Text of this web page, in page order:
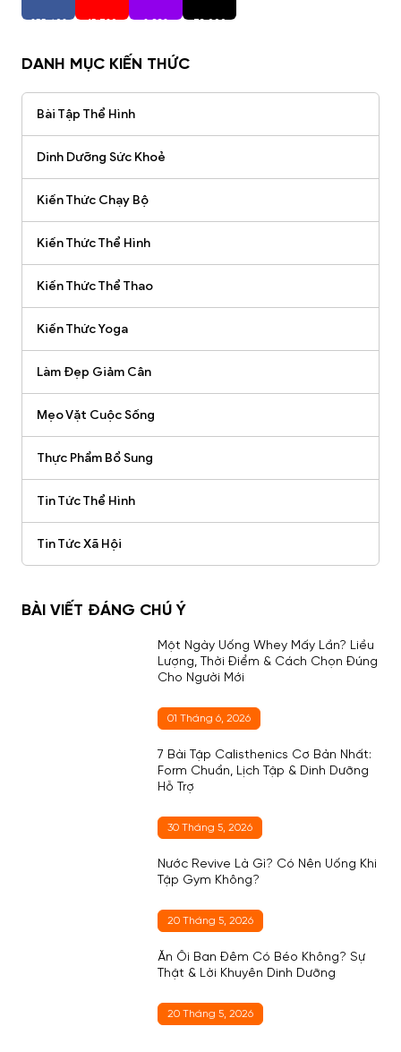
255,402 15,720 2,938 73,000
DANH MỤC KIẾN THỨC
Bài Tập Thể Hình
Dinh Dưỡng Sức Khoẻ
Kiến Thức Chạy Bộ
Kiến Thức Thể Hình
Kiến Thức Thể Thao
Kiến Thức Yoga
Làm Đẹp Giảm Cân
Mẹo Vặt Cuộc Sống
Thực Phẩm Bổ Sung
Tin Tức Thể Hình
Tin Tức Xã Hội
BÀI VIẾT ĐÁNG CHÚ Ý
Một Ngày Uống Whey Mấy Lần? Liều
Lượng, Thời Điểm & Cách Chọn Đúng
Cho Người Mới
01 Tháng 6, 2026
7 Bài Tập Calisthenics Cơ Bản Nhất:
Form Chuẩn, Lịch Tập & Dinh Dưỡng
Hỗ Trợ
30 Tháng 5, 2026
Nước Revive Là Gì? Có Nên Uống Khi
Tập Gym Không?
20 Tháng 5, 2026
Ăn Ổi Ban Đêm Có Béo Không? Sự
Thật & Lời Khuyên Dinh Dưỡng
20 Tháng 5, 2026